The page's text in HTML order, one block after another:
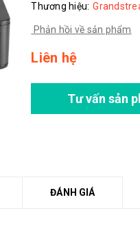
Thương hiệu:
Phản hồi về sản phẩm
Liên hệ
Tư vấn sản
ĐÁNH GIÁ